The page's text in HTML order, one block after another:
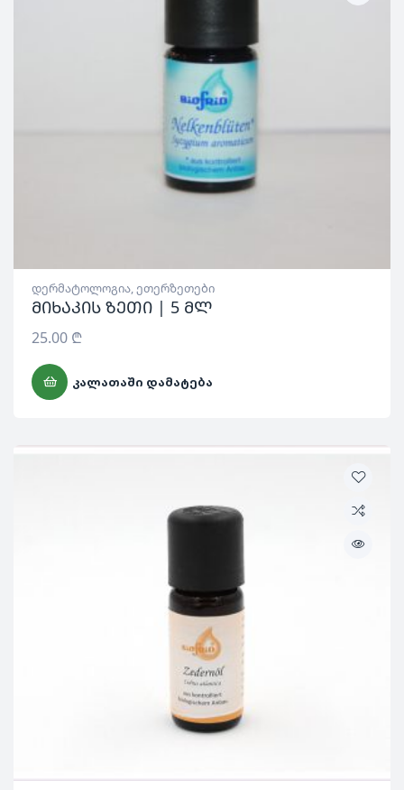
დერმატოლოგია,ეთერზეთები
მიხაკის ზეთი | 5 მლ
25.00 ₾
ᲙᲐᲚᲐᲗᲐᲨᲘ ᲓᲐᲛᲐᲢᲔᲑᲐ